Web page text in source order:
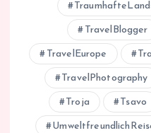
TravelBlogger
TravelEurope
TravelPhotography
Troja Tsavo